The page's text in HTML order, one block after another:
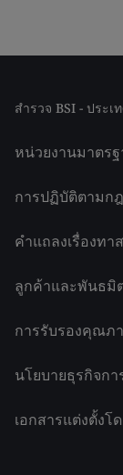
สำรวจ BSI - ประเ
หน่วยงานมาตร
การปฏิบัติตามก
คำแถลงเรื่องทา
ลูกค้าและพันธมิ
การรับรองคุณภ
นโยบายธุรกิจกา
เอกสารแต่งตั้งโ